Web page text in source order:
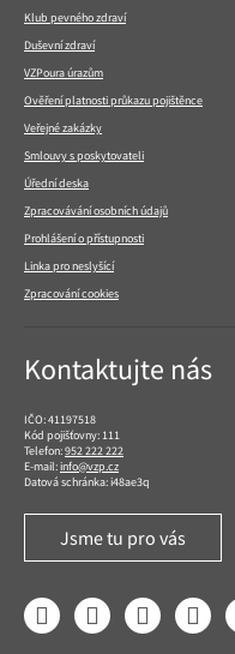
Klub pevného zdraví
Duševní zdraví
VZPoura úrazům
Ověření platnosti průkazu pojištěnce
Veřejné zakázky
Smlouvy s poskytovateli
Úřední deska
Zpracovávání osobních údajů
Prohlášení o přístupnosti
Linka pro neslyšící
Zpracování cookies
Kontaktujte nás
IČO: 41197518
Kód pojišťovny: 111
Telefon:952 222 222
E-mail:info@vzp.cz
Datová schránka: i48ae3q
Jsme tu pro vás
FacebookLinkedIn YouTube